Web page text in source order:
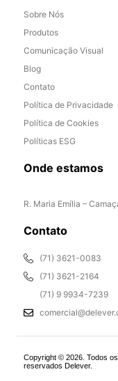
Sobre Nós
Produtos
Comunicação Visual
Blog
Contato
Política de Privacidade
Política de Cookies
Políticas ESG
Onde estamos
R. Maria Emília –
Contato
(71) 3621-0083
(71) 3621-2164
(71) 9 9934-7239
Copyright © 2026. Todos
reservados Delever.